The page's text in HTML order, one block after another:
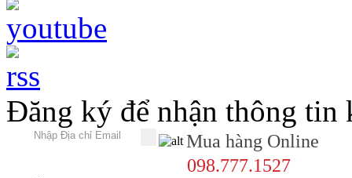
Đăng ký để nhận thông tin
Mua hàng Online
098.777.1527